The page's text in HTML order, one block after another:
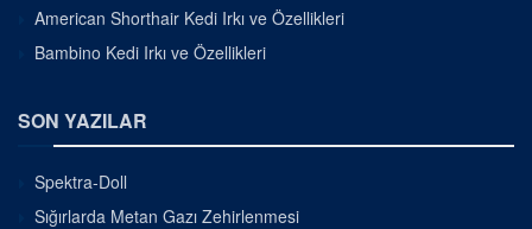
American Shorthair Kedi Irkı ve Özellikleri
Bambino Kedi Irkı ve Özellikleri
SON YAZILAR
Spektra-Doll
Sığırlarda Metan Gazı Zehirlenmesi